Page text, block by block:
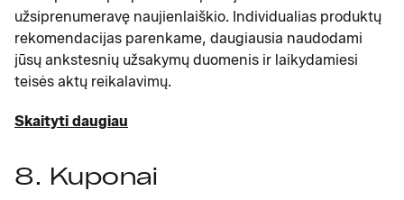
užsiprenumeravę naujienlaiškio. Individualias produktų
rekomendacijas parenkame, daugiausia naudodami
jūsų ankstesnių užsakymų duomenis ir laikydamiesi
teisės aktų reikalavimų.
Skaityti daugiau
8. Kuponai